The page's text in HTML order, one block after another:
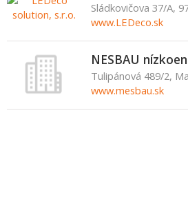
Sládkovičova 37/A,
www.LEDeco.sk
Tulipánová 489/2,
www.mesbau.sk